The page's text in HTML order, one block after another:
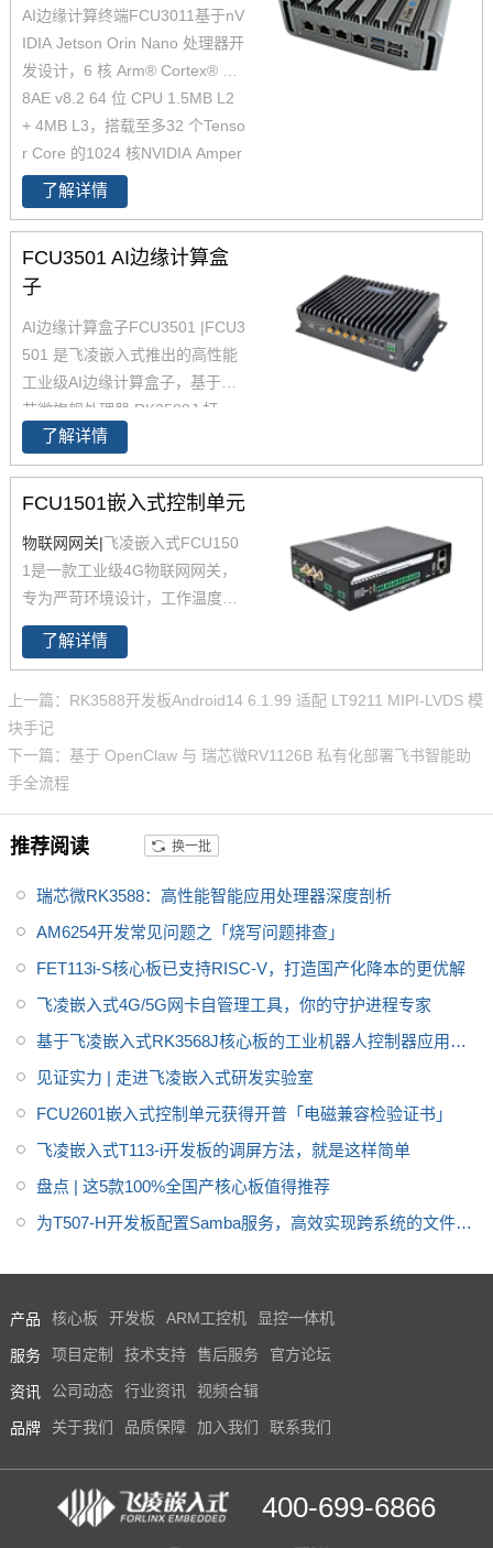
了储能行业不同场景的差异化需
求，在硬件，防护，认证，软件
等方面都做了充分的准备，以确
保产品的适用性、稳定性和可靠
性。适用工商业储能、电网侧储
能、源网侧储能
AI边缘计算终端FCU3011基于nV
IDIA Jetson Orin Nano 处理器开
发设计，6 核 Arm® Cortex® A7
8AE v8.2 64 位 CPU 1.5MB L2
+ 4MB L3，搭载至多32 个Tenso
r Core 的1024 核NVIDIA Amper
e 架构 GPU1，AI性能最高可达4
0TOPS2，可应用在智慧交通、
智慧工厂、智慧建筑等行业，用
于边缘侧AI计算。产品采用无风
扇被动散热设计，经过了严苛的
环境、EMC测试，确保其工作稳
定可靠。
了解详情
FCU3501 AI边缘计算盒
子
AI边缘计算盒子FCU3501 |FCU3
501 是飞凌嵌入式推出的高性能
工业级AI边缘计算盒子，基于瑞
芯微旗舰处理器 RK3588J 打
造，集成 4×Cortex-A76 + 4×Cor
tex-A55 八核CPU 与 6 TOPS N
PU，是一款专为复杂场景设计的
边缘计算盒子支持16路1080P视
频并发接入与AI推理，广泛应用
于智慧交通、智能制造、能源巡
检等边缘计算领域。
了解详情
FCU1501嵌入式控制单元
物联网网关|飞凌嵌入式FCU150
1是一款工业级4G物联网网关，
专为严苛环境设计，工作温度范
围达-40℃至85℃，支持标准导
轨安装，便于集成于各类工业现
5接口及CAN总线，可灵活接入
多种工业设备，并支持Modbus T
CP/RTU等主流协议的智能转换
与透传。具备边缘计算能力，实
现本地数据处理与远程高效协
同，保障稳定可靠的远程数据采
联网、智能终端、远程运维及储
能、新能源等应用场景。
了解详情
上一篇：RK3588开发板Android14 6.1.99 适配 LT9211 MIPI-LVDS 模
块手记
下一篇：基于 OpenClaw 与 瑞芯微RV1126B 私有化部署飞书智能助
手全流程
推荐阅读 换一批
瑞芯微RK3588：高性能智能应用处理器深度剖析
AM6254开发常见问题之「烧写问题排查」
FET113i-S核心板已支持RISC-V，打造国产化降本的更优解
飞凌嵌入式4G/5G网卡自管理工具，你的守护进程专家
基于飞凌嵌入式RK3568J核心板的工业机器人控制器应用方
案
见证实力 | 走进飞凌嵌入式研发实验室
FCU2601嵌入式控制单元获得开普「电磁兼容检验证书」
飞凌嵌入式T113-i开发板的调屏方法，就是这样简单
盘点 | 这5款100%全国产核心板值得推荐
为T507-H开发板配置Samba服务，高效实现跨系统的文件共
产品 核心板 开发板 ARM工控机 显控一体机
服务 项目定制 技术支持 售后服务 官方论坛
资讯 公司动态 行业资讯 视频合辑
品牌 关于我们 品质保障 加入我们 联系我们
400-699-6866